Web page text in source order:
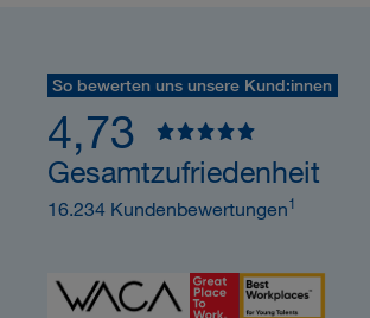
So bewerten uns unsere Kund:innen
4,73
Gesamtzufriedenheit
16.234 Kundenbewertungen1